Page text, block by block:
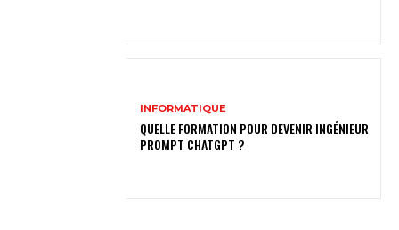
INFORMATIQUE
QUELLE FORMATION POUR DEVENIR INGÉNIEUR
PROMPT CHATGPT ?